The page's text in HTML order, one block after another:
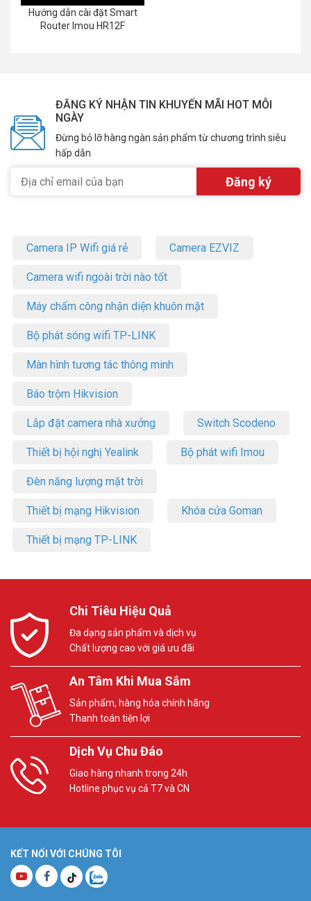
Hướng dẫn cài đặt Smart
Router Imou HR12F
ĐĂNG KÝ NHẬN TIN KHUYẾN MÃI HOT MỖI
NGÀY
Đừng bỏ lỡ hàng ngàn sản phẩm từ chương trình siêu
hấp dẫn
Camera IP Wifi giá rẻ Camera EZVIZ
Camera wifi ngoài trời nào tốt
Máy chấm công nhận diện khuôn mặt
Bộ phát sóng wifi TP-LINK
Màn hình tương tác thông minh
Báo trộm Hikvision
Lắp đặt camera nhà xưởng Switch Scodeno
Thiết bị hội nghị Yealink Bộ phát wifi Imou
Đèn năng lượng mặt trời
Thiết bị mạng Hikvision Khóa cửa Goman
Thiết bị mạng TP-LINK
Chi Tiêu Hiệu Quả
Đa dạng sản phẩm và dịch vụ
Chất lượng cao với giá ưu đãi
An Tâm Khi Mua Sắm
Sản phẩm, hàng hóa chính hãng
Thanh toán tiện lợi
Dịch Vụ Chu Đáo
Giao hàng nhanh trong 24h
Hotline phục vụ cả T7 và CN
KẾT NỐI VỚI CHÚNG TÔI